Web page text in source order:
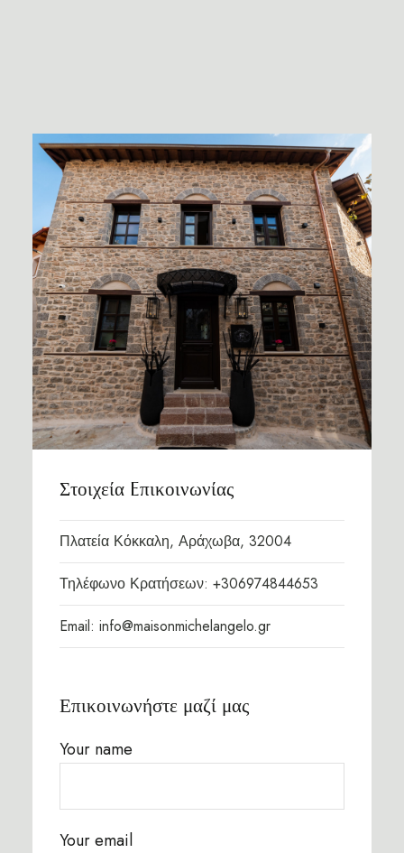
Στοιχεία Eπικοινωνίας
Πλατεία Κόκκαλη, Αράχωβα, 32004
Τηλέφωνο Κρατήσεων: +306974844653
Email: info@maisonmichelangelo.gr
Επικοινωνήστε μαζί μας
Your name
Your email